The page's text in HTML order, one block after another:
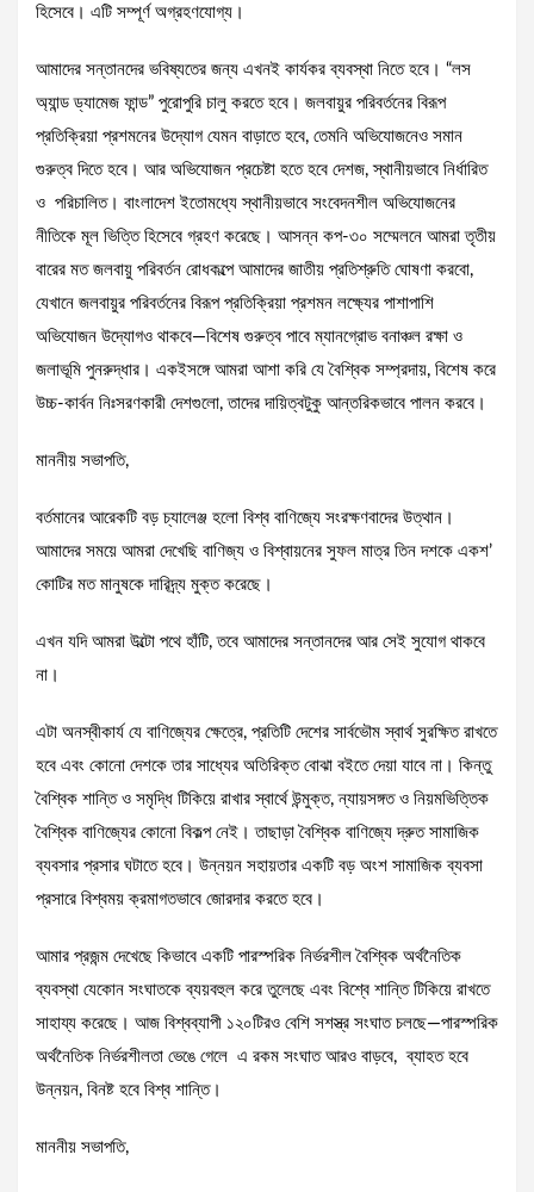
হিসেবে। এটি সম্পূর্ণ অগ্রহণযোগ্য।
আমাদের সন্তানদের ভবিষ্যতের জন্য এখনই কার্যকর ব্যবস্থা নিতে হবে। “লস
অ্যান্ড ড্যামেজ ফান্ড” পুরোপুরি চালু করতে হবে। জলবায়ুর পরিবর্তনের বিরূপ
প্রতিক্রিয়া প্রশমনের উদ্যোগ যেমন বাড়াতে হবে, তেমনি অভিযোজনেও সমান
গুরুত্ব দিতে হবে। আর অভিযোজন প্রচেষ্টা হতে হবে দেশজ, স্থানীয়ভাবে নির্ধারিত
ও পরিচালিত। বাংলাদেশ ইতোমধ্যে স্থানীয়ভাবে সংবেদনশীল অভিযোজনের
নীতিকে মূল ভিত্তি হিসেবে গ্রহণ করেছে। আসন্ন কপ-৩০ সম্মেলনে আমরা তৃতীয়
বারের মত জলবায়ু পরিবর্তন রোধকল্পে আমাদের জাতীয় প্রতিশ্রুতি ঘোষণা করবো,
যেখানে জলবায়ুর পরিবর্তনের বিরূপ প্রতিক্রিয়া প্রশমন লক্ষ্যের পাশাপাশি
অভিযোজন উদ্যোগও থাকবে—বিশেষ গুরুত্ব পাবে ম্যানগ্রোভ বনাঞ্চল রক্ষা ও
জলাভূমি পুনরুদ্ধার। একইসঙ্গে আমরা আশা করি যে বৈশ্বিক সম্প্রদায়, বিশেষ করে
উচ্চ-কার্বন নিঃসরণকারী দেশগুলো, তাদের দায়িত্বটুকু আন্তরিকভাবে পালন করবে।
মাননীয় সভাপতি,
বর্তমানের আরেকটি বড় চ্যালেঞ্জ হলো বিশ্ব বাণিজ্যে সংরক্ষণবাদের উত্থান।
আমাদের সময়ে আমরা দেখেছি বাণিজ্য ও বিশ্বায়নের সুফল মাত্র তিন দশকে একশ’
কোটির মত মানুষকে দারিদ্র্য মুক্ত করেছে।
এখন যদি আমরা উল্টো পথে হাঁটি, তবে আমাদের সন্তানদের আর সেই সুযোগ থাকবে
না।
এটা অনস্বীকার্য যে বাণিজ্যের ক্ষেত্রে, প্রতিটি দেশের সার্বভৌম স্বার্থ সুরক্ষিত রাখতে
হবে এবং কোনো দেশকে তার সাধ্যের অতিরিক্ত বোঝা বইতে দেয়া যাবে না। কিন্তু
বৈশ্বিক শান্তি ও সমৃদ্ধি টিকিয়ে রাখার স্বার্থে উন্মুক্ত, ন্যায়সঙ্গত ও নিয়মভিত্তিক
বৈশ্বিক বাণিজ্যের কোনো বিকল্প নেই। তাছাড়া বৈশ্বিক বাণিজ্যে দ্রুত সামাজিক
ব্যবসার প্রসার ঘটাতে হবে। উন্নয়ন সহায়তার একটি বড় অংশ সামাজিক ব্যবসা
প্রসারে বিশ্বময় ক্রমাগতভাবে জোরদার করতে হবে।
আমার প্রজন্ম দেখেছে কিভাবে একটি পারস্পরিক নির্ভরশীল বৈশ্বিক অর্থনৈতিক
ব্যবস্থা যেকোন সংঘাতকে ব্যয়বহুল করে তুলেছে এবং বিশ্বে শান্তি টিকিয়ে রাখতে
সাহায্য করেছে। আজ বিশ্বব্যাপী ১২০টিরও বেশি সশস্ত্র সংঘাত চলছে—পারস্পরিক
অর্থনৈতিক নির্ভরশীলতা ভেঙে গেলে এ রকম সংঘাত আরও বাড়বে, ব্যাহত হবে
উন্নয়ন, বিনষ্ট হবে বিশ্ব শান্তি।
মাননীয় সভাপতি,